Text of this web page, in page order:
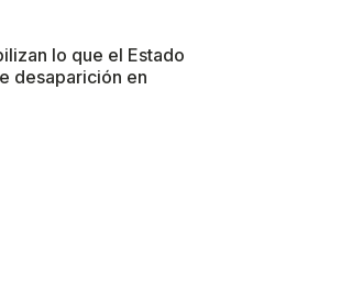
lo que el Estado
desaparición en